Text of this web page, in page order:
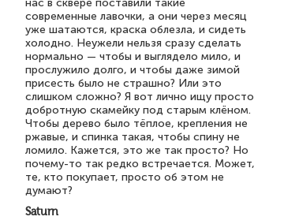
нас в сквере поставили такие
современные лавочки, а они через месяц
уже шатаются, краска облезла, и сидеть
холодно. Неужели нельзя сразу сделать
нормально — чтобы и выглядело мило, и
прослужило долго, и чтобы даже зимой
присесть было не страшно? Или это
слишком сложно? Я вот лично ищу просто
добротную скамейку под старым клёном.
Чтобы дерево было тёплое, крепления не
ржавые, и спинка такая, чтобы спину не
ломило. Кажется, это же так просто? Но
почему-то так редко встречается. Может,
те, кто покупает, просто об этом не
думают?
Saturn